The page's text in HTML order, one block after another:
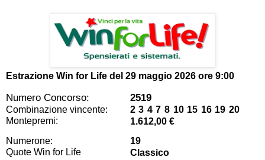
Estrazione Win for Life del 29 maggio 2026 ore 9:00
Numero Concorso: 2519
Combinazione vincente:
2 3 4 7 8 10 15 16 19 20
Montepremi:
1.612,00 €
Numerone:
19
Quote Win for Life
Classico